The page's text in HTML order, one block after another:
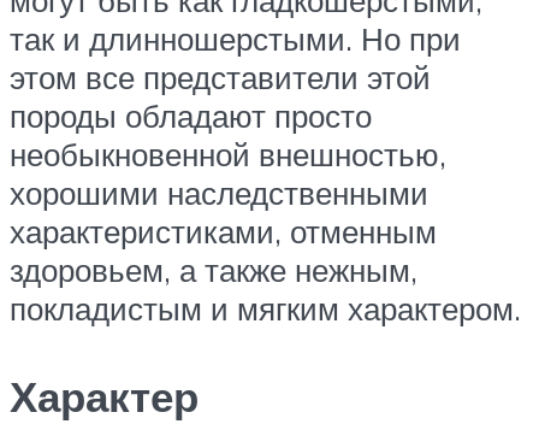
так и длинношерстыми. Но при
этом все представители этой
породы обладают просто
необыкновенной внешностью,
хорошими наследственными
характеристиками, отменным
здоровьем, а также нежным,
покладистым и мягким характером.
Характер